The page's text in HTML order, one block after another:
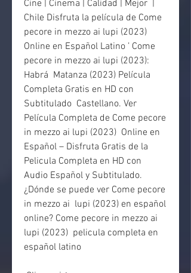
Cine | Cinema | Calidad | Mejor  |
Chile Disfruta la película de Come
pecore in mezzo ai lupi (2023)
Online en Español Latino ’ Come
pecore in mezzo ai lupi (2023):
Habrá  Matanza (2023) Película
Completa Gratis en HD con
Subtitulado  Castellano. Ver
Película Completa de Come pecore
in mezzo ai lupi (2023)  Online en
Español – Disfruta Gratis de la
Pelicula Completa en HD con
Audio Español y Subtitulado.
¿Dónde se puede ver Come pecore
in mezzo ai  lupi (2023) en español
online? Come pecore in mezzo ai
lupi (2023)  pelicula completa en
español latino